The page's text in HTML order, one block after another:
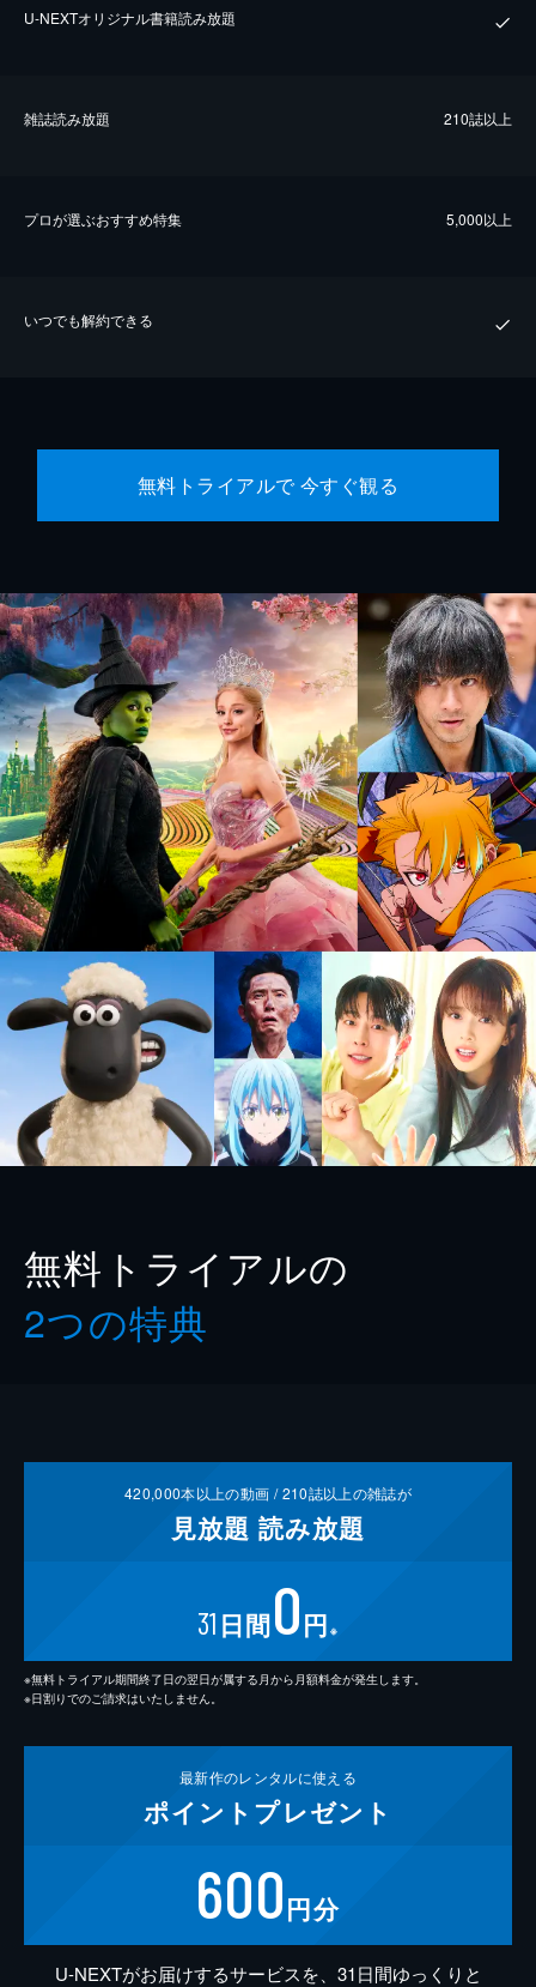
U-NEXTオリジナル書籍読み放題
雑誌読み放題 210誌以上
プロが選ぶおすすめ特集 5,000以上
いつでも解約できる
無料トライアルで 今すぐ観る
無料トライアルの
2つの特典
420,000本以上の動画 /210誌以上の雑誌が
見放題 読み放題
31 日間0円 ※
※無料トライアル期間終了日の翌日が属する月から月額料金が発生します。
※日割りでのご請求はいたしません。
最新作のレンタルに使える
ポイント プレゼント
600円分
U-NEXTがお届けするサービスを、31日間ゆっくりと